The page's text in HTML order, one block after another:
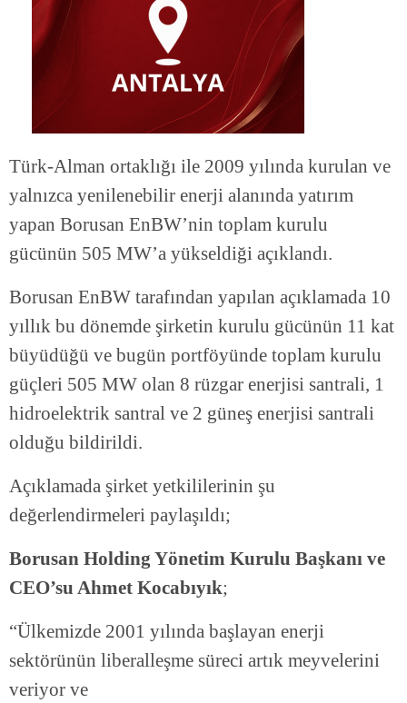
Türk-Alman ortaklığı ile 2009 yılında kurulan ve
yalnızca yenilenebilir enerji alanında yatırım
yapan Borusan EnBW’nin toplam kurulu
gücünün 505 MW’a yükseldiği açıklandı.
Borusan EnBW tarafından yapılan açıklamada 10
yıllık bu dönemde şirketin kurulu gücünün 11 kat
büyüdüğü ve bugün portföyünde toplam kurulu
güçleri 505 MW olan 8 rüzgar enerjisi santrali, 1
hidroelektrik santral ve 2 güneş enerjisi santrali
olduğu bildirildi.
Açıklamada şirket yetkililerinin şu
değerlendirmeleri paylaşıldı;
Borusan Holding Yönetim Kurulu Başkanı ve
CEO’su Ahmet Kocabıyık;
“Ülkemizde 2001 yılında başlayan enerji
sektörünün liberalleşme süreci artık meyvelerini
veriyor ve